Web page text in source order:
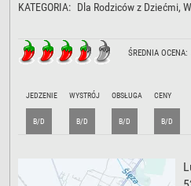
KATEGORIA: Dla Rodziców z Dziećmi,
ŚREDNIA
JEDZENIE
B/D
WYSTRÓJ
B/D
OBSŁUGA
B/D
CENY
B/D